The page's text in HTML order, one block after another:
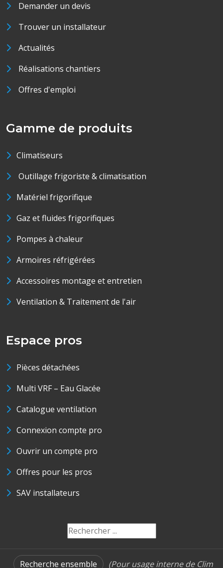
Demander un devis
Trouver un installateur
Actualités
Réalisations chantiers
Offres d'emploi
Gamme de produits
Climatiseurs
Outillage frigoriste & climatisation
Matériel frigorifique
Gaz et fluides frigorifiques
Pompes à chaleur
Armoires réfrigérées
Accessoires montage et entretien
Ventilation & Traitement de l'air
Espace pros
Pièces détachées
Multi VRF – Eau Glacée
Catalogue ventilation
Connexion compte pro
Ouvrir un compte pro
Offres pour les pros
SAV installateurs
Recherche ensemble (Pour usage interne de Clim